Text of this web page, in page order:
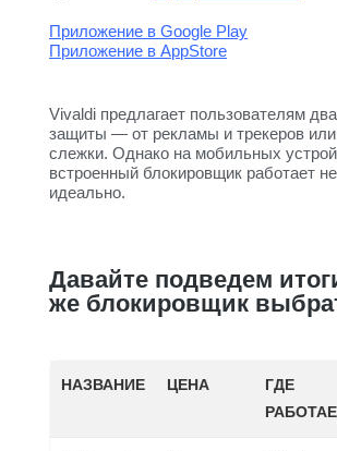
Приложение в Google Play
Приложение в AppStore
Vivaldi предлагает пользователям
защиты — от рекламы и трекеров или
слежки. Однако на мобильных
встроенный блокировщик работает
идеально.
Давайте подведем
же блокировщик
НАЗВАНИЕ ЦЕНА
ГДЕ